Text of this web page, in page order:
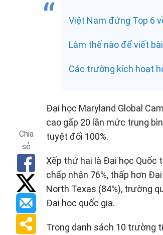
Việt Nam đứng Top 6
Làm thế nào để viết
Các trường kích hoạt
Đại học Maryland Global
cao gấp 20 lần mức trung
tuyệt đối 100%.
Xếp thứ hai là Đại học Quốc
chấp nhận 76%, thấp hơn
North Texas (84%), trường
Đại học quốc gia.
Trong danh sách 10 trường
Chia
sẻ